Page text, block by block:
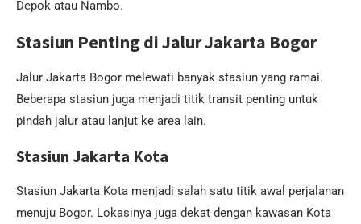
Depok atau Nambo.
Stasiun Penting di Jalur Jakarta Bogor
Jalur Jakarta Bogor melewati banyak stasiun yang ramai.
Beberapa stasiun juga menjadi titik transit penting untuk
pindah jalur atau lanjut ke area lain.
Stasiun Jakarta Kota
Stasiun Jakarta Kota menjadi salah satu titik awal perjalanan
menuju Bogor. Lokasinya juga dekat dengan kawasan Kota